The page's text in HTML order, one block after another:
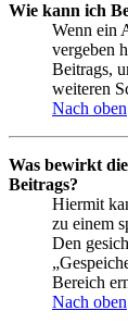
Wie kann ich
Wenn ein
vergeben
Beitrags,
weiteren
Nach oben
Was bewirkt
Beitrags?
Hiermit
zu einem
Den
Bereich
Nach oben